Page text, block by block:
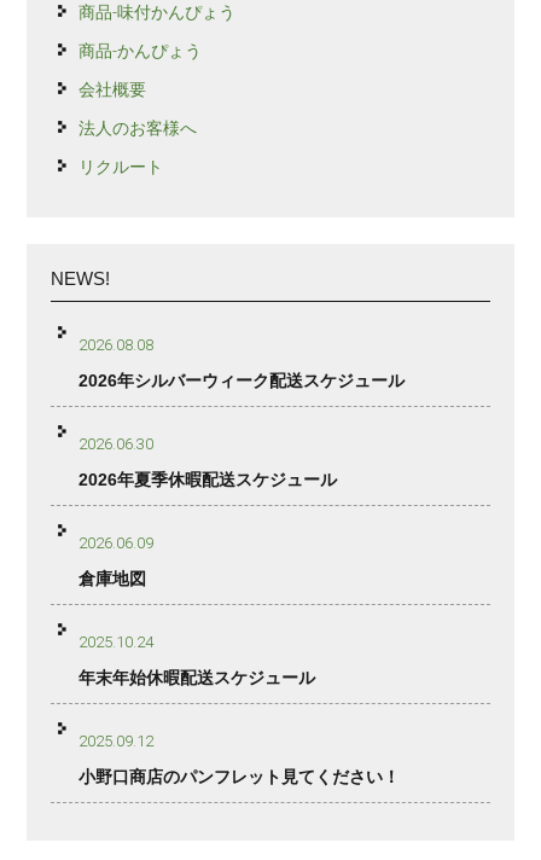
商品-味付かんぴょう
商品-かんぴょう
会社概要
法人のお客様へ
リクルート
NEWS!
2026.08.08
2026年シルバーウィーク配送スケジュール
2026.06.30
2026年夏季休暇配送スケジュール
2026.06.09
倉庫地図
2025.10.24
年末年始休暇配送スケジュール
2025.09.12
小野口商店のパンフレット見てください！